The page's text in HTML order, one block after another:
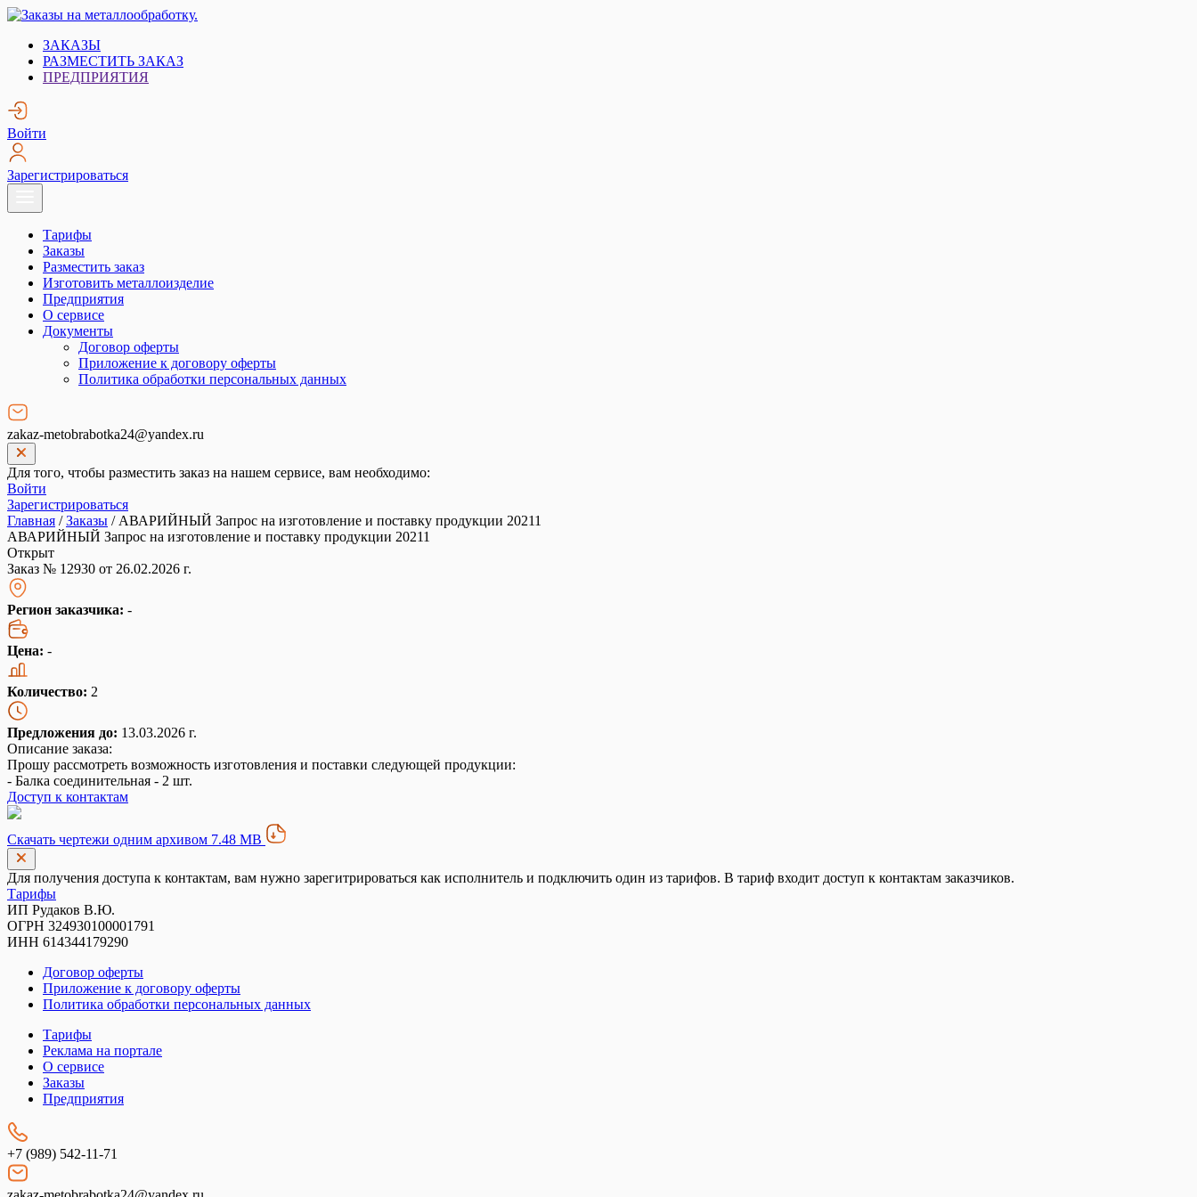
Skip
content
Заказы на металлообработку.
Металлообработка. Открытые заказы на металлообработку.
ЗАКАЗЫ
РАЗМЕСТИТЬ ЗАКАЗ
ПРЕДПРИЯТИЯ
Войти
Зарегистрироваться
Тарифы
Заказы
Разместить заказ
Изготовить металлоизделие
Предприятия
О сервисе
Документы
Договор оферты
Приложение к договору оферты
Политика обработки персональных данных
zakaz-metobrabotka24@yandex.ru
Для того, чтобы разместить заказ на нашем сервисе, вам необходимо:
Войти
Зарегистрироваться
Главная /Заказы / АВАРИЙНЫЙ Запрос на изготовление и поставку продукции 20211
АВАРИЙНЫЙ Запрос на изготовление и поставку продукции 20211
Открыт
Заказ № 12930 от 26.02.2026 г.
Регион заказчика: -
Цена: -
Количество: 2
Предложения до: 13.03.2026 г.
Описание заказа:
Прошу рассмотреть возможность изготовления и поставки следующей продукции:
- Балка соединительная - 2 шт.
Доступ к контактам
Скачать чертежи одним архивом 7.48 MB
Для получения доступа к контактам, вам нужно зарегитрироваться как исполнитель и подключить один из тарифов. В тариф входит доступ к контактам заказчиков.
Тарифы
ИП Рудаков В.Ю.
ОГРН 324930100001791
ИНН 614344179290
Договор оферты
Приложение к договору оферты
Политика обработки персональных данных
Тарифы
Реклама на портале
О сервисе
Заказы
Предприятия
+7 (989) 542-11-71